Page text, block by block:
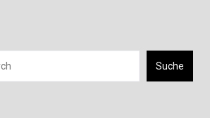
Suche